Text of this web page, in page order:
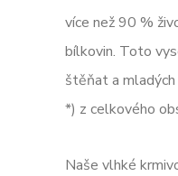
více než 90 %
bílkovin. Toto
štěňat​ a
*) z celkového
Naše vlhké